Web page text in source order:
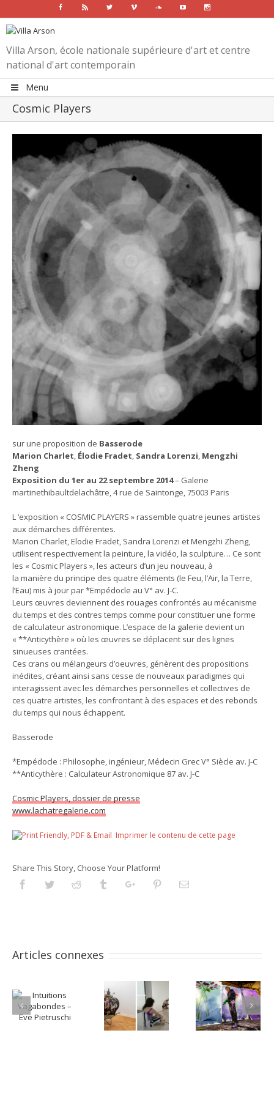
Facebook Rss Twitter Vimeo SoundcloudYoutube
Villa Arson, école nationale supérieure d'art et centre
national d'art contemporain
Menu
Cosmic Players
Image
sur une proposition de Basserode
Marion Charlet, Élodie Fradet, Sandra Lorenzi, Mengzhi
Zheng
Exposition du 1er au 22 septembre 2014– Galerie
martinethibaultdelachâtre, 4 rue de Saintonge, 75003 Paris
L ‘exposition « COSMIC PLAYERS » rassemble quatre jeunes artistes
aux démarches différentes.
Marion Charlet, Elodie Fradet, Sandra Lorenzi et Mengzhi Zheng,
utilisent respectivement la peinture, la vidéo, la sculpture… Ce sont
les « Cosmic Players », les acteurs d’un jeu nouveau, à
la manière du principe des quatre éléments (le Feu, l’Air, la Terre,
l’Eau) mis à jour par *Empédocle au V° av. J-C.
Leurs œuvres deviennent des rouages confrontés au mécanisme
du temps et des contres temps comme pour constituer une forme
de calculateur astronomique. L’espace de la galerie devient un
« **Anticythère » où les œuvres se déplacent sur des lignes
sinueuses crantées.
Ces crans ou mélangeurs d’oeuvres, génèrent des propositions
inédites, créant ainsi sans cesse de nouveaux paradigmes qui
interagissent avec les démarches personnelles et collectives de
ces quatre artistes, les confrontant à des espaces et des rebonds
du temps qui nous échappent.
Basserode
*Empédocle : Philosophe, ingénieur, Médecin Grec V° Siècle av. J-C
**Anticythère : Calculateur Astronomique 87 av. J-C
Cosmic Players, dossier de presse
www.lachatregalerie.com
Imprimer le contenu de cette page
Share This Story, Choose Your Platform!
FacebookTwitterReddit TumblrGoogleplusPinterestEmail
Articles connexes